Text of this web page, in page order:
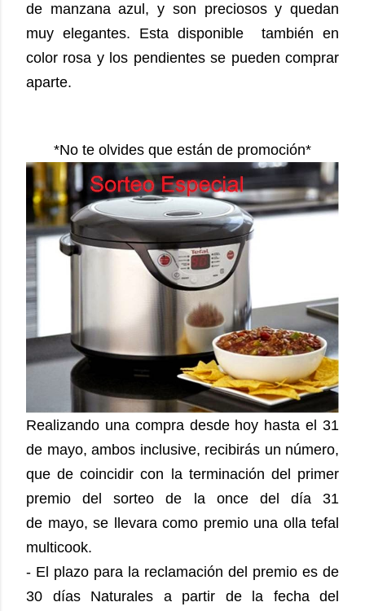
de manzana azul, y son preciosos y quedan
muy elegantes. Esta disponible también en
color rosa y los pendientes se pueden comprar
aparte.
*No te olvides que están de promoción*
Realizando una compra desde hoy hasta el 31
de mayo, ambos inclusive, recibirás un número,
que de coincidir con la terminación del primer
premio del sorteo de la once del día 31
de mayo, se llevara como premio una olla tefal
multicook.
- El plazo para la reclamación del premio es de
30 días Naturales a partir de la fecha del